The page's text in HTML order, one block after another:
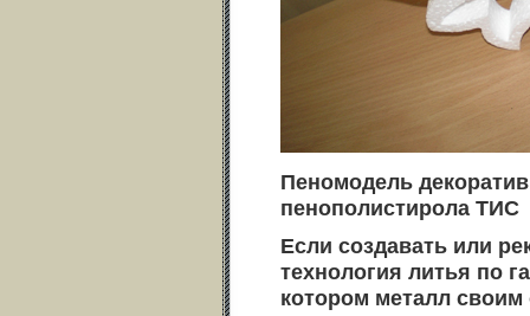
Пеномодель
пенополистирола ТИС
Если создавать или
технология литья по
котором металл